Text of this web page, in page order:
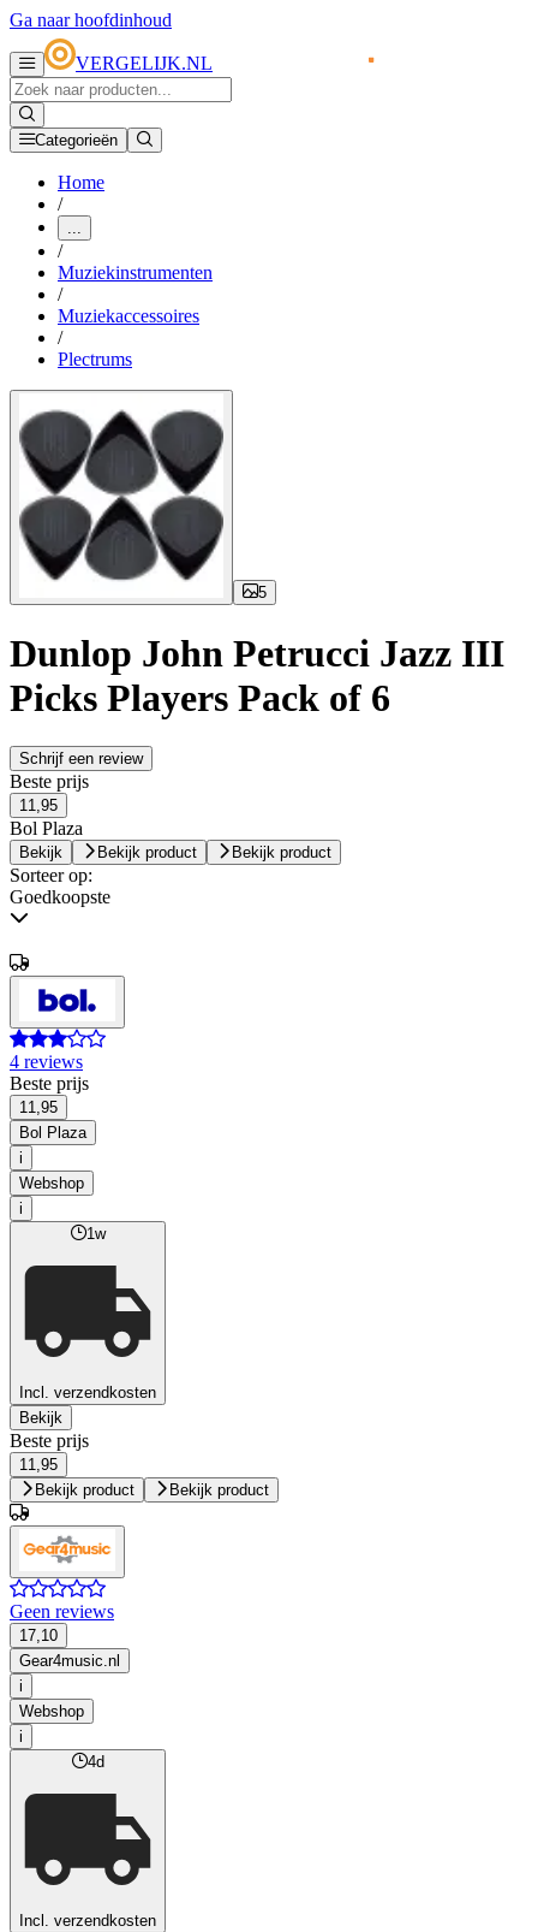
Ga naar hoofdinhoud
VERGELIJK.NL
Categorieën
Home
/
...
/
Muziekinstrumenten
/
Muziekaccessoires
/
Plectrums
5
Dunlop John Petrucci Jazz III
Picks Players Pack of 6
Schrijf een review
Beste prijs
11,95
Bol Plaza
Bekijk Bekijk product Bekijk product
Sorteer op:
Goedkoopste
4 reviews
Beste prijs
11,95
Bol Plaza
i
Webshop
i
1w
Incl. verzendkosten
Bekijk
Beste prijs
11,95
Bekijk product
Bekijk product
Geen reviews
17,10
Gear4music.nl
i
Webshop
i
4d
Incl. verzendkosten